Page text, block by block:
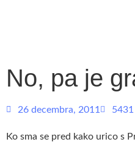
No, pa je
26 decembra, 2011
Ko sma se pred kako urico s